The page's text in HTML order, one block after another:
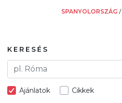
SPANYOLORSZÁG /
KERESÉS
Ajánlatok Cikkek